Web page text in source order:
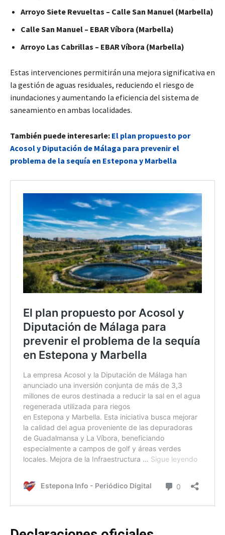
Arroyo Siete Revueltas – Calle San Manuel (Marbella)
Calle San Manuel – EBAR Víbora (Marbella)
Arroyo Las Cabrillas – EBAR Víbora (Marbella)
Estas intervenciones permitirán una mejora significativa en
la gestión de aguas residuales, reduciendo el riesgo de
inundaciones y aumentando la eficiencia del sistema de
saneamiento en ambas localidades.
También puede interesarle: El plan propuesto por
Acosol y Diputación de Málaga para prevenir el
problema de la sequía en Estepona y Marbella